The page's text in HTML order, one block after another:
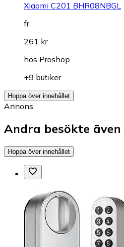
Xiaomi C201 BHR08NBGL
fr.
261 kr
hos Proshop
+9 butiker
Hoppa över innehållet
Annons
Andra besökte även
Hoppa över innehållet